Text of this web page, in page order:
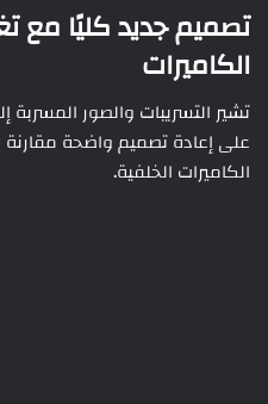
تصميم جديد كليًا مع
الكاميرات
على إعادة تصميم واضحة
الكاميرات الخلفية.